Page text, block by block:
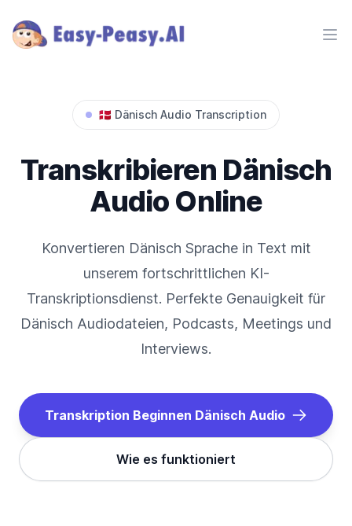
🇩🇰 Dänisch Audio Transcription
Transkribieren Dänisch
Audio Online
Konvertieren Dänisch Sprache in Text mit
unserem fortschrittlichen KI-
Transkriptionsdienst. Perfekte Genauigkeit für
Dänisch Audiodateien, Podcasts, Meetings und
Interviews.
Transkription Beginnen Dänisch Audio
Wie es funktioniert